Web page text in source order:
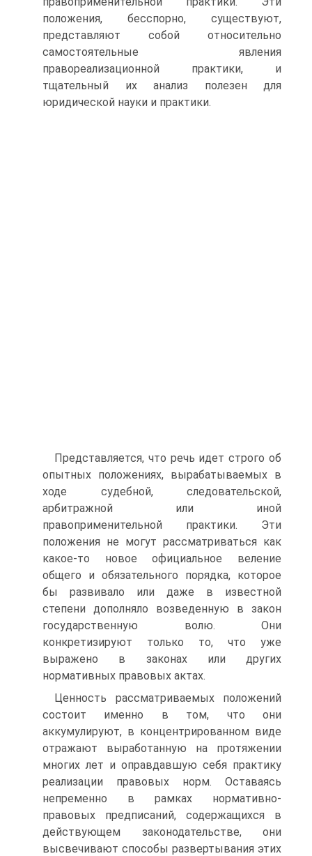
положения, бесспорно, существуют,
представляют со­бой относительно
самостоятельные явления
правореализацион­ной практики, и
тщательный их анализ полезен для
юридической науки и практики.
Представляется, что речь идет строго об
опытных положениях, вырабатываемых в
ходе судебной, следовательской,
арбитражной или иной
правоприменительной практики. Эти
положения не могут рассматриваться как
какое-то новое официальное веление
общего и обязательного порядка, которое
бы развивало или даже в известной
степени дополняло возведенную в закон
государствен­ную волю. Они
конкретизируют только то, что уже
выражено в законах или других
нормативных правовых актах.
Ценность рассматриваемых положений
состоит именно в том, что они
аккумулируют, в концентрированном виде
отражают вы­работанную на протяжении
многих лет и оправдавшую себя прак­тику
реализации правовых норм. Оставаясь
непременно в рамках нормативно-
правовых предписаний, содержащихся в
действую­щем законодательстве, они
высвечивают способы развертывания этих